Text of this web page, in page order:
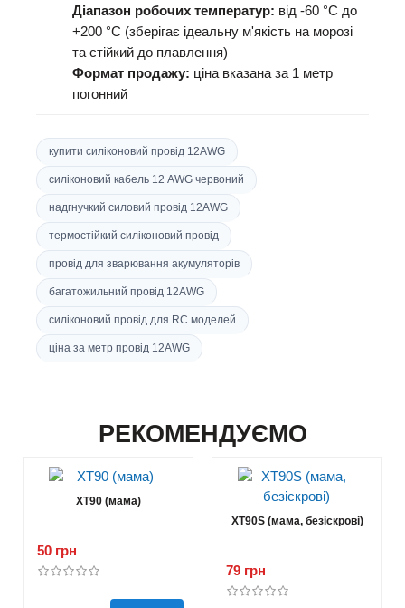
Діапазон робочих температур: від -60 °C до
+200 °C (зберігає ідеальну м'якість на морозі
та стійкий до плавлення)
Формат продажу: ціна вказана за 1 метр
погонний
купити силіконовий провід 12AWG
силіконовий кабель 12 AWG червоний
надгнучкий силовий провід 12AWG
термостійкий силіконовий провід
провід для зварювання акумуляторів
багатожильний провід 12AWG
силіконовий провід для RC моделей
ціна за метр провід 12AWG
РЕКОМЕНДУЄМО
XT90 (мама)
50 грн
XT90S (мама, безіскрові)
79 грн